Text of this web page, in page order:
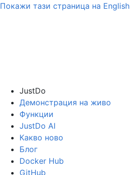
Покажи тази страница на English
JustDo
Демонстрация на живо
Функции
JustDo AI
Какво ново
Блог
Docker Hub
GitHub